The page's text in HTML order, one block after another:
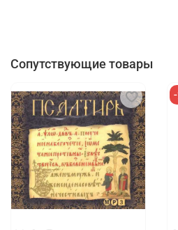
Сопутствующие товары